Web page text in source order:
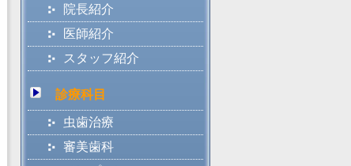
院長紹介
医師紹介
スタッフ紹介
診療科目
虫歯治療
審美歯科